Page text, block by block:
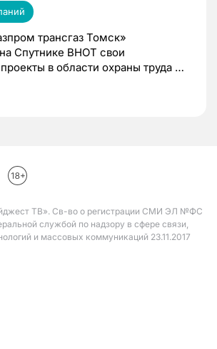
трансгаз Томск»
Спутнике ВНОТ свои
в области охраны труда и
ТВ». Св-во о регистрации СМИ ЭЛ №ФС
службой по надзору в сфере связи,
и массовых коммуникаций 23.11.2017